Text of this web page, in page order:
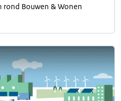
rond Bouwen & Wonen